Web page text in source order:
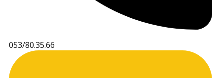
053/80.35.66